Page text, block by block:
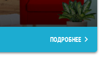
ПОДРОБНЕЕ